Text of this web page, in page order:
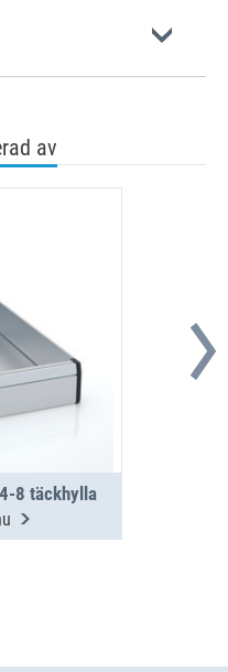
av
8 täckhylla